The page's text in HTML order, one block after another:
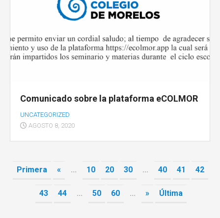
Comunicado sobre la plataforma eCOLMOR
UNCATEGORIZED
AGOSTO 8, 2020
Primera « ... 10 20 30 ... 40 41 42
43 44 ... 50 60 ... » Última